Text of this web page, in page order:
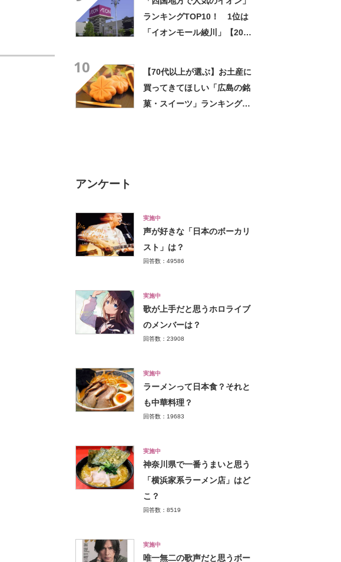
ランキングTOP10！ 1位は
「イオンモール綾川」【2024
10
【70代以上が選ぶ】お土産に
買ってきてほしい「広島の銘
菓・スイーツ」ランキング
アンケート
実施中
声が好きな「日本のボーカリ
スト」は？
回答数：49586
実施中
歌が上手だと思うホロライブ
のメンバーは？
回答数：23908
実施中
ラーメンって日本食？それと
も中華料理？
回答数：19683
実施中
神奈川県で一番うまいと思う
「横浜家系ラーメン店」はど
こ？
回答数：8519
実施中
唯一無二の歌声だと思うボー